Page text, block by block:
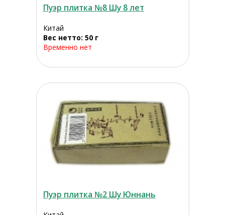
Пуэр плитка №8 Шу 8 лет
Китай
Вес нетто: 50 г
Временно нет
Пуэр плитка №2 Шу Юннань